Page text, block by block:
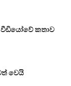
කතාව
වෙයි